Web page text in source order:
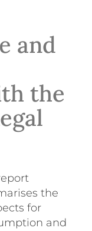
and
the
the
for
and